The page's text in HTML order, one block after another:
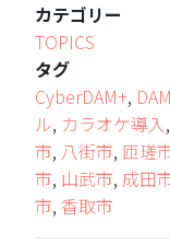
カテゴリー
TOPICS
タグ
CyberDAM+, DAM
ル, カラオケ導入,
市, 八街市, 匝瑳
市, 山武市, 成田
市, 香取市